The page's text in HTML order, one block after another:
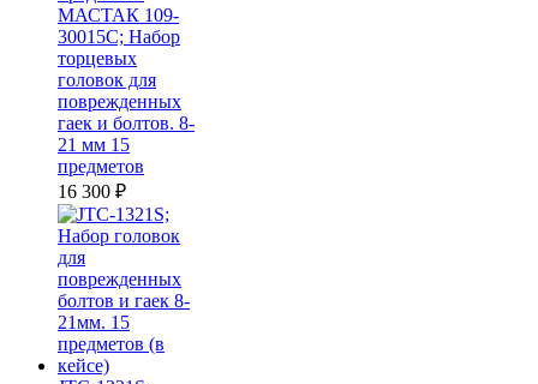
МАСТАК 109-
30015C; Набор
торцевых
головок для
поврежденных
гаек и болтов. 8-
21 мм 15
предметов
16 300 ₽